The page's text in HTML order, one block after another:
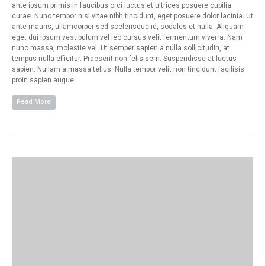
ante ipsum primis in faucibus orci luctus et ultrices posuere cubilia
curae. Nunc tempor nisi vitae nibh tincidunt, eget posuere dolor lacinia. Ut
ante mauris, ullamcorper sed scelerisque id, sodales et nulla. Aliquam
eget dui ipsum vestibulum vel leo cursus velit fermentum viverra. Nam
nunc massa, molestie vel. Ut semper sapien a nulla sollicitudin, at
tempus nulla efficitur. Praesent non felis sem. Suspendisse at luctus
sapien. Nullam a massa tellus. Nulla tempor velit non tincidunt facilisis
proin sapien augue.
Read More